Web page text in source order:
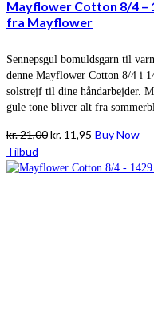
Mayflower Cotton 8/4 –
fra Mayflower
Sennepsgul bomuldsgarn til
denne Mayflower Cotton 8/4 i
solstrejf til dine håndarbejder.
gule tone bliver alt fra
kr.21,00Den
pris
kr. 11,95 Den
pris
Buy Now
Tilbud